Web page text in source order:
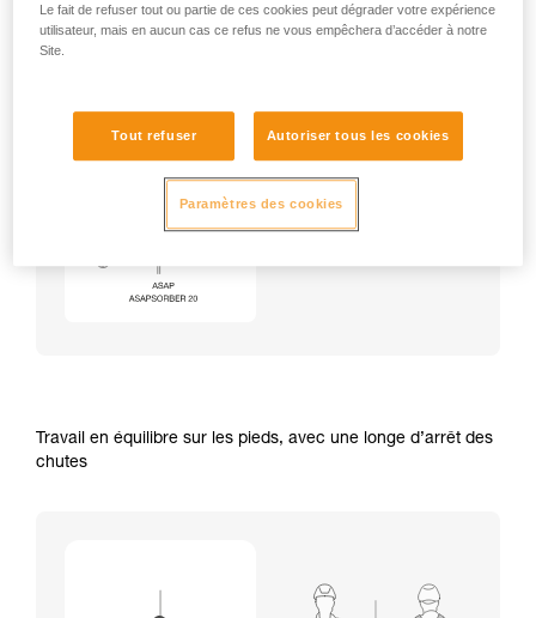
Exemple :
Exemples de harnais :
NEWTON
★★★
VOLT
★★★
AVAO
ASTRO
★
Travail en équilibre sur les pieds, avec une longe d’arrêt des
chutes
Le fait de refuser tout ou partie de ces cookies peut dégrader votre expérience
utilisateur, mais en aucun cas ce refus ne vous empêchera d’accéder à notre
Site.
Tout refuser Autoriser tous les cookies
Paramètres des cookies